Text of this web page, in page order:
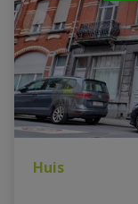
Huis